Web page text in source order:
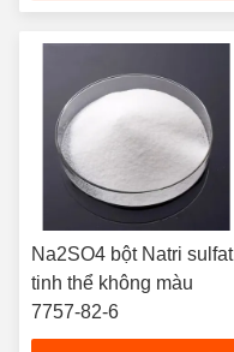
Na2SO4 bột Natri sulfat
tinh thể không màu
7757-82-6